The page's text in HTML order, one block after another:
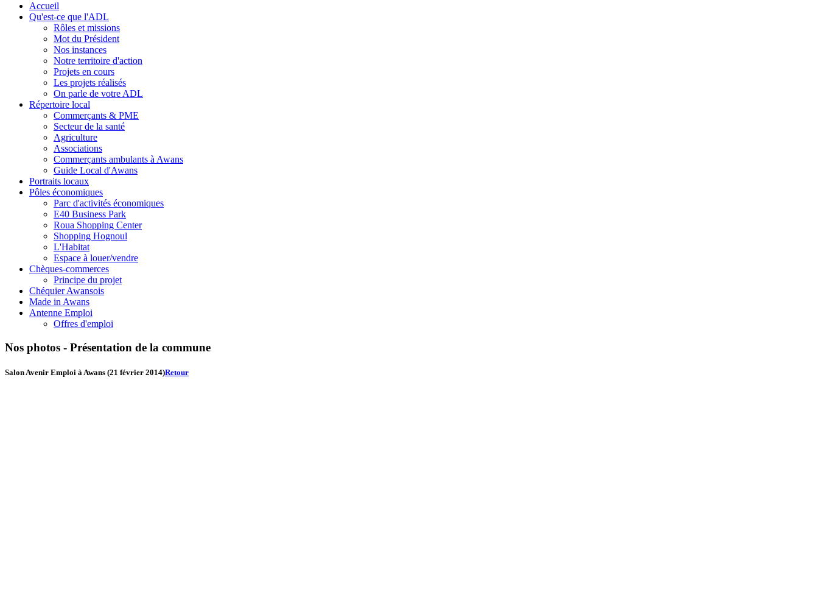
Accueil
Qu'est-ce que l'ADL
Rôles et missions
Mot du Président
Nos instances
Notre territoire d'action
Projets en cours
Les projets réalisés
On parle de votre ADL
Répertoire local
Commerçants & PME
Secteur de la santé
Agriculture
Associations
Commerçants ambulants à Awans
Guide Local d'Awans
Portraits locaux
Pôles économiques
Parc d'activités économiques
E40 Business Park
Roua Shopping Center
Shopping Hognoul
L'Habitat
Espace à louer/vendre
Chèques-commerces
Principe du projet
Chéquier Awansois
Made in Awans
Antenne Emploi
Offres d'emploi
Nos photos - Présentation de la commune
Salon Avenir Emploi à Awans (21 février 2014)Retour